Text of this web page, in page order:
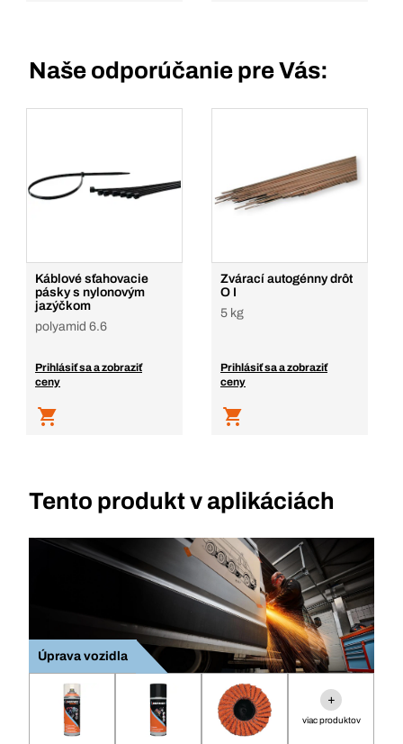
Naše odporúčanie pre Vás:
Káblové sťahovacie
pásky s nylonovým
jazýčkom
polyamid 6.6
Prihlásiť sa a zobraziť
ceny
Zvárací autogénny drôt
O I
5 kg
Prihlásiť sa a zobraziť
ceny
Tento produkt v aplikáciách
Úprava vozidla
+
viac produktov